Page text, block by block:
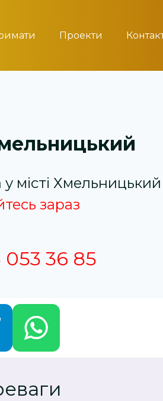
Проекти
місті Хмельницький
зараз
053 36 85